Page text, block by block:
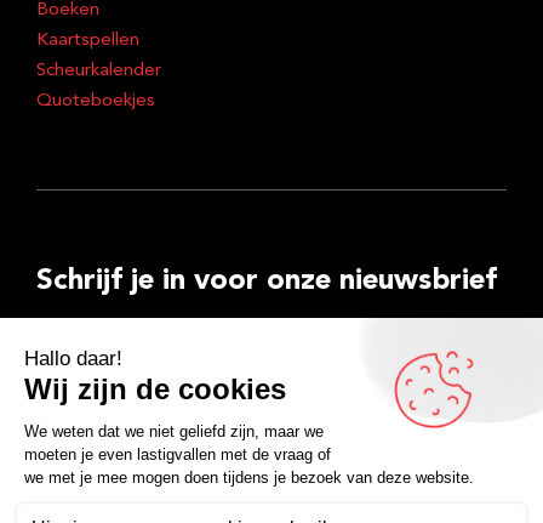
Boeken
Kaartspellen
Scheurkalender
Quoteboekjes
Schrijf je in voor onze nieuwsbrief
mailadres
Inschrijven